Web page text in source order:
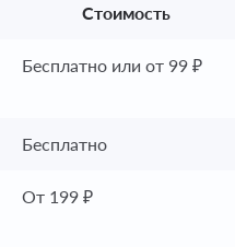
Стоимость
Бесплатно или от 99 ₽
Бесплатно
От 199 ₽